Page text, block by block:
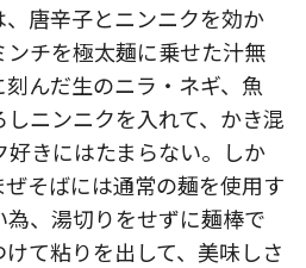
、唐辛子とニンニクを効か
チを極太麺に乗せた汁無
んだ生のニラ・ネギ、魚
ニンニクを入れて、かき混
きにはたまらない。しか
そばには通常の麺を使用す
、湯切りをせずに麺棒で
て粘りを出して、美味しさ